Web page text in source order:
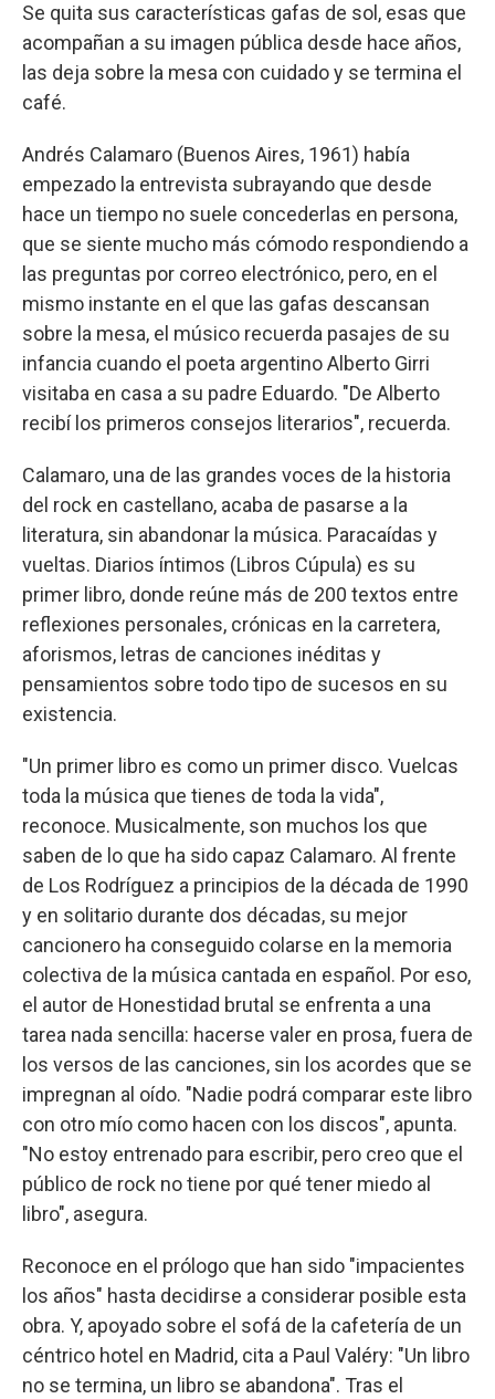
Se quita sus características gafas de sol, esas que
acompañan a su imagen pública desde hace años,
las deja sobre la mesa con cuidado y se termina el
café.
Andrés Calamaro (Buenos Aires, 1961) había
empezado la entrevista subrayando que desde
hace un tiempo no suele concederlas en persona,
que se siente mucho más cómodo respondiendo a
las preguntas por correo electrónico, pero, en el
mismo instante en el que las gafas descansan
sobre la mesa, el músico recuerda pasajes de su
infancia cuando el poeta argentino Alberto Girri
visitaba en casa a su padre Eduardo. "De Alberto
recibí los primeros consejos literarios", recuerda.
Calamaro, una de las grandes voces de la historia
del rock en castellano, acaba de pasarse a la
literatura, sin abandonar la música. Paracaídas y
vueltas. Diarios íntimos (Libros Cúpula) es su
primer libro, donde reúne más de 200 textos entre
reflexiones personales, crónicas en la carretera,
aforismos, letras de canciones inéditas y
pensamientos sobre todo tipo de sucesos en su
existencia.
"Un primer libro es como un primer disco. Vuelcas
toda la música que tienes de toda la vida",
reconoce. Musicalmente, son muchos los que
saben de lo que ha sido capaz Calamaro. Al frente
de Los Rodríguez a principios de la década de 1990
y en solitario durante dos décadas, su mejor
cancionero ha conseguido colarse en la memoria
colectiva de la música cantada en español. Por eso,
el autor de Honestidad brutal se enfrenta a una
tarea nada sencilla: hacerse valer en prosa, fuera de
los versos de las canciones, sin los acordes que se
impregnan al oído. "Nadie podrá comparar este libro
con otro mío como hacen con los discos", apunta.
"No estoy entrenado para escribir, pero creo que el
público de rock no tiene por qué tener miedo al
libro", asegura.
Reconoce en el prólogo que han sido "impacientes
los años" hasta decidirse a considerar posible esta
obra. Y, apoyado sobre el sofá de la cafetería de un
céntrico hotel en Madrid, cita a Paul Valéry: "Un libro
no se termina, un libro se abandona". Tras el